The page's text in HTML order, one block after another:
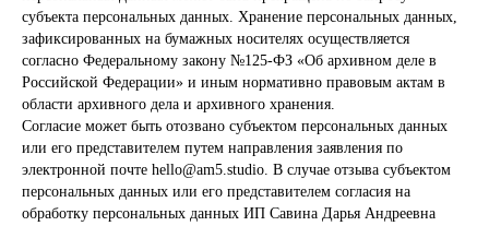
субъекта персональных данных. Хранение персональных данных,
зафиксированных на бумажных носителях осуществляется
согласно Федеральному закону №125-ФЗ «Об архивном деле в
Российской Федерации» и иным нормативно правовым актам в
области архивного дела и архивного хранения.
Согласие может быть отозвано субъектом персональных данных
или его представителем путем направления заявления по
электронной почте hello@am5.studio. В случае отзыва субъектом
персональных данных или его представителем согласия на
обработку персональных данных ИП Савина Дарья Андреевна
Предметы
Сотрудничество
Контакты